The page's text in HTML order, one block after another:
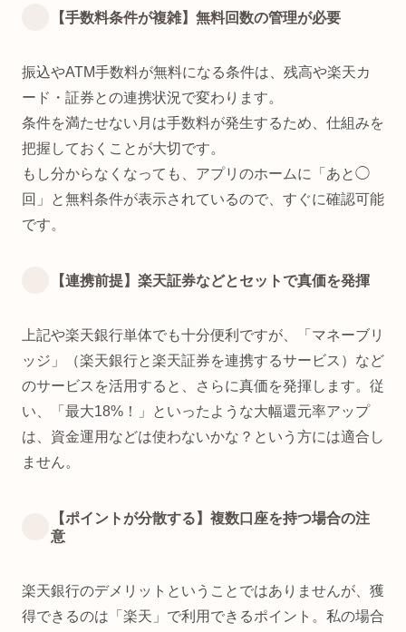
【手数料条件が複雑】無料回数の管理が必要
振込やATM手数料が無料になる条件は、残高や楽天カ
ード・証券との連携状況で変わります。
条件を満たせない月は手数料が発生するため、仕組みを
把握しておくことが大切です。
もし分からなくなっても、アプリのホームに「あと◯
回」と無料条件が表示されているので、すぐに確認可能
です。
【連携前提】楽天証券などとセットで真価を発揮
上記や楽天銀行単体でも十分便利ですが、「マネーブリ
ッジ」（楽天銀行と楽天証券を連携するサービス）など
のサービスを活用すると、さらに真価を発揮します。従
い、「最大18%！」といったような大幅還元率アップ
は、資金運用などは使わないかな？という方には適合し
ません。
【ポイントが分散する】複数口座を持つ場合の注
意
楽天銀行のデメリットということではありませんが、獲
得できるのは「楽天」で利用できるポイント。私の場合